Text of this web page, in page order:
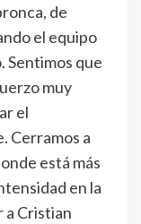
de
el equipo
Sentimos que
muy
el
Cerramos a
está más
en la
a Cristian